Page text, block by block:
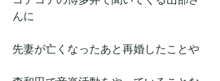
んに
先妻が亡くなったあと再婚したことや